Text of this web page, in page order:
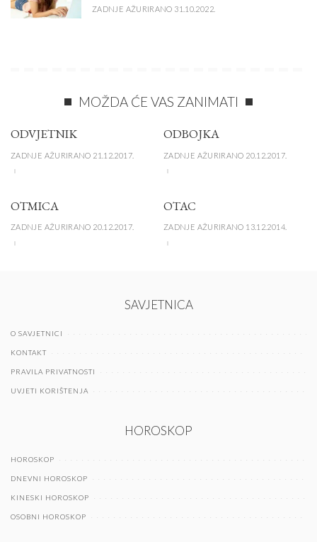
ZADNJE AŽURIRANO 31.10.2022.
MOŽDA ĆE VAS ZANIMATI
ODVJETNIK
ZADNJE AŽURIRANO 21.12.2017.
ODBOJKA
ZADNJE AŽURIRANO 20.12.2017.
OTMICA
ZADNJE AŽURIRANO 20.12.2017.
OTAC
ZADNJE AŽURIRANO 13.12.2014.
SAVJETNICA
O SAVJETNICI
KONTAKT
PRAVILA PRIVATNOSTI
UVJETI KORIŠTENJA
HOROSKOP
HOROSKOP
DNEVNI HOROSKOP
KINESKI HOROSKOP
OSOBNI HOROSKOP